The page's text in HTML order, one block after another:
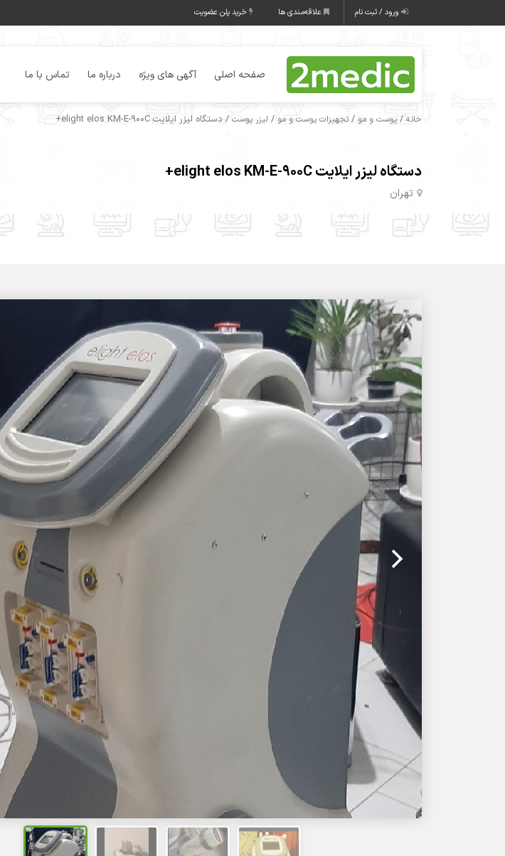
ورود / ثبت نام علاقه‌مندی ها خرید پلن عضویت
صفحه اصلی آگهی های ویژه درباره ما تماس با ما
خانه / پوست و مو /تجهیزات پوست و مو / لیزر پوست / دستگاه لیزر ایلایت elight elos KM-E-900C+
دستگاه لیزر ایلایت elight elos KM-E-900C+
تهران